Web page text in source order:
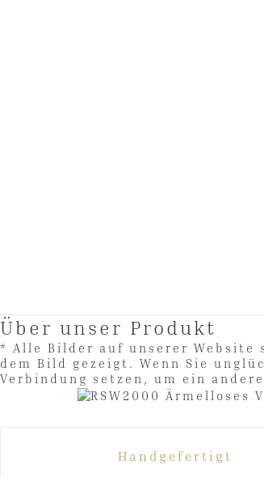
Über unser Produkt
* Alle Bilder auf unserer Website
dem Bild gezeigt. Wenn Sie
Verbindung setzen, um ein
Handgefertigt